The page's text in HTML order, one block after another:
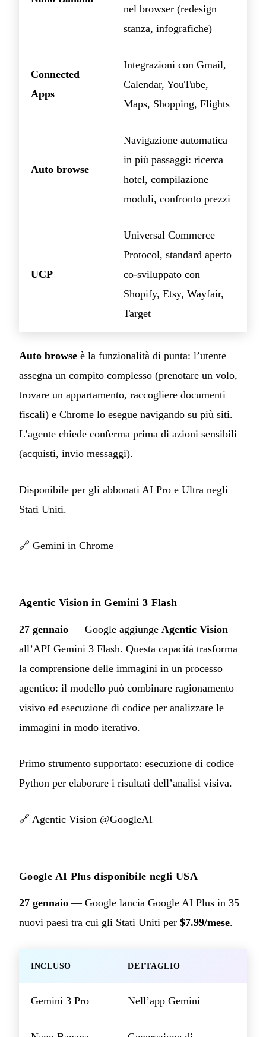
nel browser (redesign
stanza, infografiche)
Connected
Apps
Integrazioni con Gmail,
Calendar, YouTube,
Maps, Shopping, Flights
Auto browse
Navigazione automatica
in più passaggi: ricerca
hotel, compilazione
moduli, confronto prezzi
UCP
Universal Commerce
Protocol, standard aperto
co-sviluppato con
Shopify, Etsy, Wayfair,
Target
Auto browse è la funzionalità di punta: l’utente
assegna un compito complesso (prenotare un volo,
trovare un appartamento, raccogliere documenti
fiscali) e Chrome lo esegue navigando su più siti.
L’agente chiede conferma prima di azioni sensibili
(acquisti, invio messaggi).
Disponibile per gli abbonati AI Pro e Ultra negli
Stati Uniti.
🔗 Gemini in Chrome
Agentic Vision in Gemini 3 Flash
27 gennaio — Google aggiunge Agentic Vision
all’API Gemini 3 Flash. Questa capacità trasforma
la comprensione delle immagini in un processo
agentico: il modello può combinare ragionamento
visivo ed esecuzione di codice per analizzare le
immagini in modo iterativo.
Primo strumento supportato: esecuzione di codice
Python per elaborare i risultati dell’analisi visiva.
🔗 Agentic Vision @GoogleAI
Google AI Plus disponibile negli USA
27 gennaio — Google lancia Google AI Plus in 35
nuovi paesi tra cui gli Stati Uniti per $7.99/mese.
INCLUSO DETTAGLIO
Gemini 3 Pro Nell’app Gemini